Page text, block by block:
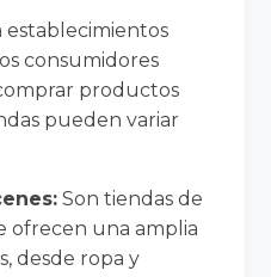
establecimientos
consumidores
productos
pueden variar
Son tiendas de
ofrecen una amplia
desde ropa y